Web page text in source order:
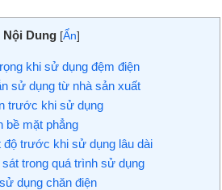
Nội Dung [Ẩn]
khi sử dụng đệm điện
sử dụng từ nhà sản xuất
trước khi sử dụng
bề mặt phẳng
trước khi sử dụng lâu dài
trong quá trình sử dụng
dụng chăn điện